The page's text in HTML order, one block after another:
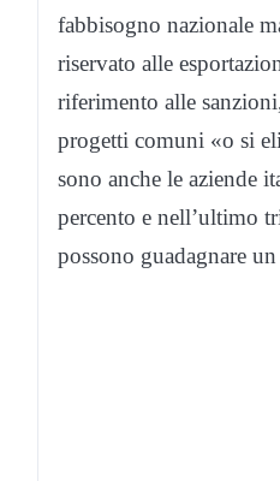
fabbisogno nazionale
riservato alle
riferimento alle
progetti comuni «o si
sono anche le aziende
percento e nell’ultimo
possono guadagnare